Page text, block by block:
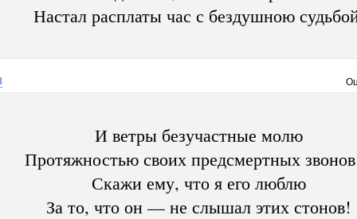
Настал расплаты час с бездушною
И ветры безучастные молю
Протяжностью своих предсмертных
Скажи ему, что я его люблю
За то, что он — не слышал этих стонов!